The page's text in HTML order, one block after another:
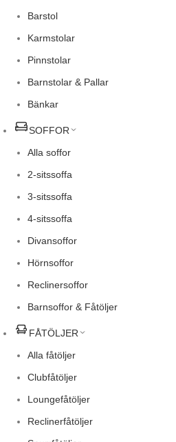
Barstol
Karmstolar
Pinnstolar
Barnstolar & Pallar
Bänkar
SOFFOR
Alla soffor
2-sitssoffa
3-sitssoffa
4-sitssoffa
Divansoffor
Hörnsoffor
Reclinersoffor
Barnsoffor & Fåtöljer
FÅTÖLJER
Alla fåtöljer
Clubfåtöljer
Loungefåtöljer
Reclinerfåtöljer